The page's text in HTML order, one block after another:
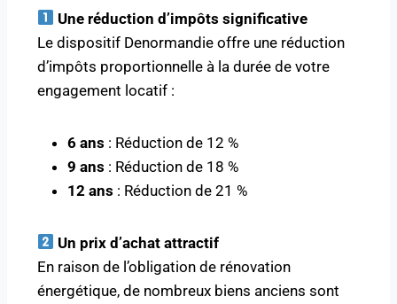
Une réduction d’impôts significative
Le dispositif Denormandie offre une réduction
d’impôts proportionnelle à la durée de votre
engagement locatif :
6 ans : Réduction de 12 %
9 ans : Réduction de 18 %
12 ans : Réduction de 21 %
Un prix d’achat attractif
En raison de l’obligation de rénovation
énergétique, de nombreux biens anciens sont